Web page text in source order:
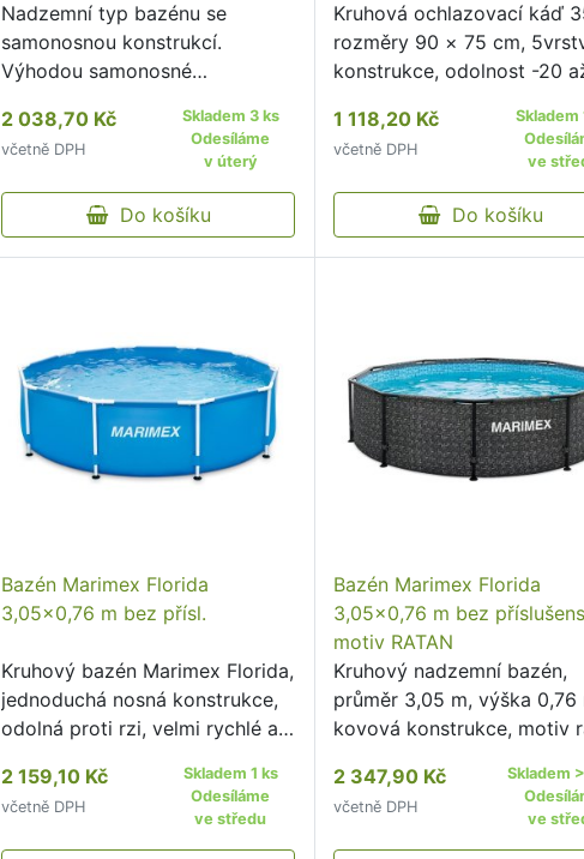
Nadzemní typ bazénu se
samonosnou konstrukcí.
Výhodou samonosné
montáž.
2 038,70 Kč
včetně DPH
Skladem 3 ks
Odesíláme
v úterý
Do košíku
Kruhová ochlazovací káď
rozměry 90 × 75 cm,
konstrukce, odolnost -20
1 118,20 Kč
včetně DPH
Skladem
ve
Do košíku
Bazén Marimex Florida
3,05x0,76 m bez přísl.
Kruhový bazén Marimex Florida,
jednoduchá nosná konstrukce,
odolná proti rzi, velmi rychlé a
otvory pro instalaci filtrace.
2 159,10 Kč
včetně DPH
Skladem 1 ks
Odesíláme
ve středu
Bazén Marimex Florida
3,05x0,76 m bez
motiv RATAN
Kruhový nadzemní bazén,
průměr 3,05 m, výška 0,76
kovová konstrukce, motiv
zazimování.
2 347,90 Kč
včetně DPH
Skladem
ve